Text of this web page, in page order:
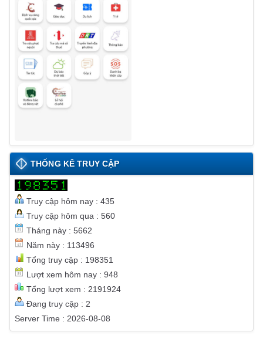
THỐNG KÊ TRUY CẬP
Truy cập hôm nay : 435
Truy cập hôm qua : 560
Năm này : 113496
Tổng truy cập : 198351